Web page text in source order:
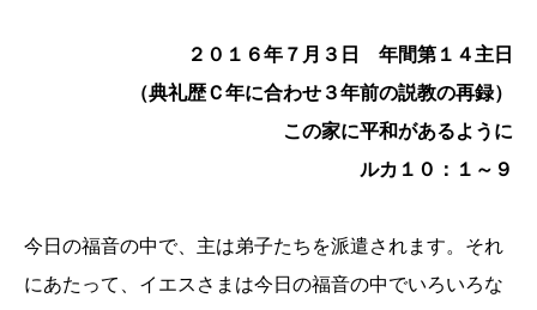
２０１６年７月３日 年間第１４主日
（典礼歴Ｃ年に合わせ３年前の説教の再録）
この家に平和があるように
ルカ１０：１～９
今日の福音の中で、主は弟子たちを派遣されます。それ
にあたって、イエスさまは今日の福音の中でいろいろな